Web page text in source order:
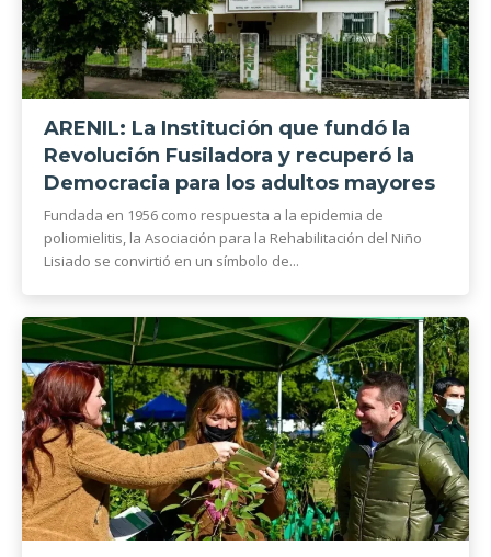
ARENIL: La Institución que fundó la
Revolución Fusiladora y recuperó la
Democracia para los adultos mayores
Fundada en 1956 como respuesta a la epidemia de
poliomielitis, la Asociación para la Rehabilitación del Niño
Lisiado se convirtió en un símbolo de...